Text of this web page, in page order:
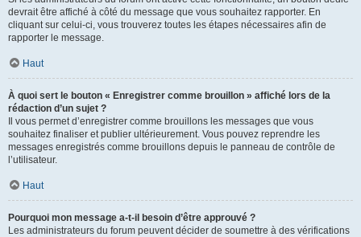
devrait être affiché à côté du message que vous souhaitez rapporter. En
cliquant sur celui-ci, vous trouverez toutes les étapes nécessaires afin de
rapporter le message.
Haut
À quoi sert le bouton « Enregistrer comme brouillon » affiché lors de la
rédaction d’un sujet ?
Il vous permet d’enregistrer comme brouillons les messages que vous
souhaitez finaliser et publier ultérieurement. Vous pouvez reprendre les
messages enregistrés comme brouillons depuis le panneau de contrôle de
l’utilisateur.
Haut
Pourquoi mon message a-t-il besoin d’être approuvé ?
Les administrateurs du forum peuvent décider de soumettre à des vérifications